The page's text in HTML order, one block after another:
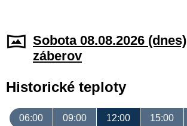
Sobota 08.08.2026 (dnes)
záberov
Historické teploty
06:00 09:00 12:00 15:00